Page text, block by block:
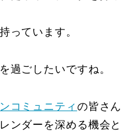
っています。
過ごしたいですね。
コミュニティ の皆さん
ンダーを深める機会と